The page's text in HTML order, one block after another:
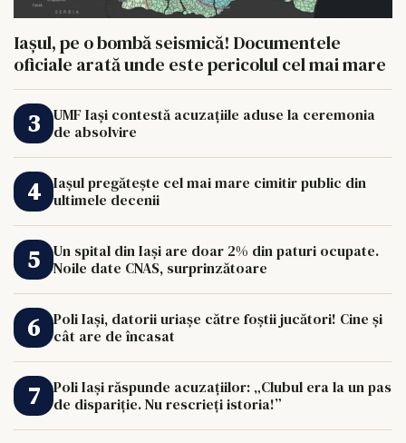
Iașul, pe o bombă seismică! Documentele
oficiale arată unde este pericolul cel mai mare
UMF Iași contestă acuzațiile aduse la ceremonia
de absolvire
Iașul pregătește cel mai mare cimitir public din
ultimele decenii
Un spital din Iași are doar 2% din paturi ocupate.
Noile date CNAS, surprinzătoare
Poli Iași, datorii uriașe către foștii jucători! Cine și
cât are de încasat
Poli Iași răspunde acuzațiilor: „Clubul era la un pas
de dispariție. Nu rescrieți istoria!”